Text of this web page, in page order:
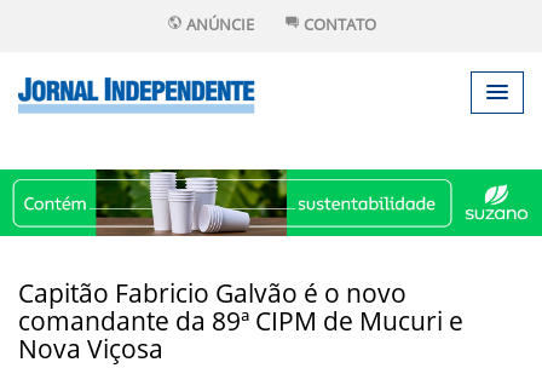
ANÚNCIE CONTATO
Capitão Fabricio Galvão é o novo
comandante da 89ª CIPM de Mucuri e
Nova Viçosa